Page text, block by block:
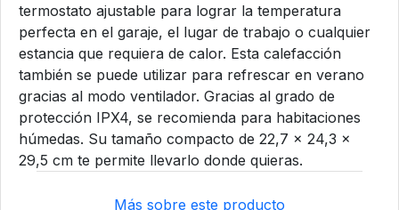
termostato ajustable para lograr la temperatura
perfecta en el garaje, el lugar de trabajo o cualquier
estancia que requiera de calor. Esta calefacción
también se puede utilizar para refrescar en verano
gracias al modo ventilador. Gracias al grado de
protección IPX4, se recomienda para habitaciones
húmedas. Su tamaño compacto de 22,7 x 24,3 x
29,5 cm te permite llevarlo donde quieras.
Más sobre este producto